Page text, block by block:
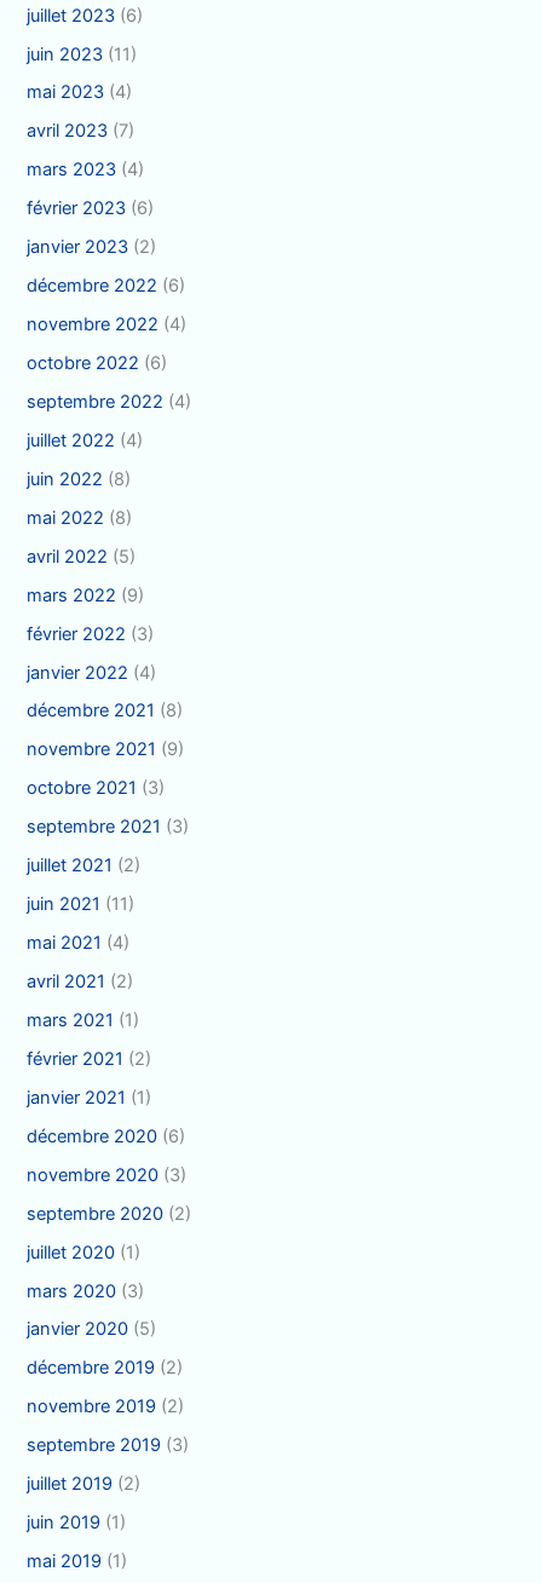
juillet 2023 (6)
juin 2023 (11)
mai 2023 (4)
avril 2023 (7)
mars 2023 (4)
février 2023 (6)
janvier 2023 (2)
décembre 2022 (6)
novembre 2022 (4)
octobre 2022 (6)
septembre 2022 (4)
juillet 2022 (4)
juin 2022 (8)
mai 2022 (8)
avril 2022 (5)
mars 2022 (9)
février 2022 (3)
janvier 2022 (4)
décembre 2021 (8)
novembre 2021 (9)
octobre 2021 (3)
septembre 2021 (3)
juillet 2021 (2)
juin 2021 (11)
mai 2021 (4)
avril 2021 (2)
mars 2021 (1)
février 2021 (2)
janvier 2021 (1)
décembre 2020 (6)
novembre 2020 (3)
septembre 2020 (2)
juillet 2020 (1)
mars 2020 (3)
janvier 2020 (5)
décembre 2019 (2)
novembre 2019 (2)
septembre 2019 (3)
juillet 2019 (2)
juin 2019 (1)
mai 2019 (1)